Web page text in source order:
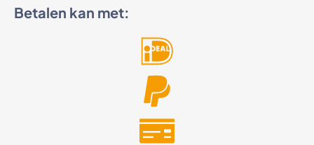
Betalen kan met: